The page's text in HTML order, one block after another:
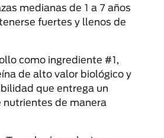
medianas de 1 a 7 años
fuertes y llenos de
como ingrediente #1,
de alto valor biológico y
que entrega un
de manera